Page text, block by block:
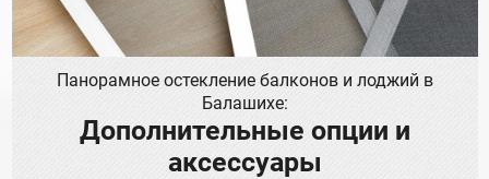
Панорамное остекление балконов и лоджий в
Балашихе:
Дополнительные опции и
аксессуары